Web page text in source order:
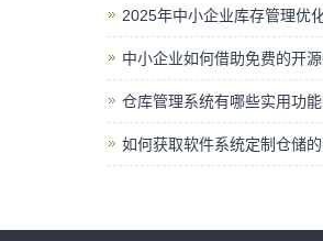
2025年中小企业库存管理优
中小企业如何借助免费的开
仓库管理系统有哪些实用功
如何获取软件系统定制仓储的